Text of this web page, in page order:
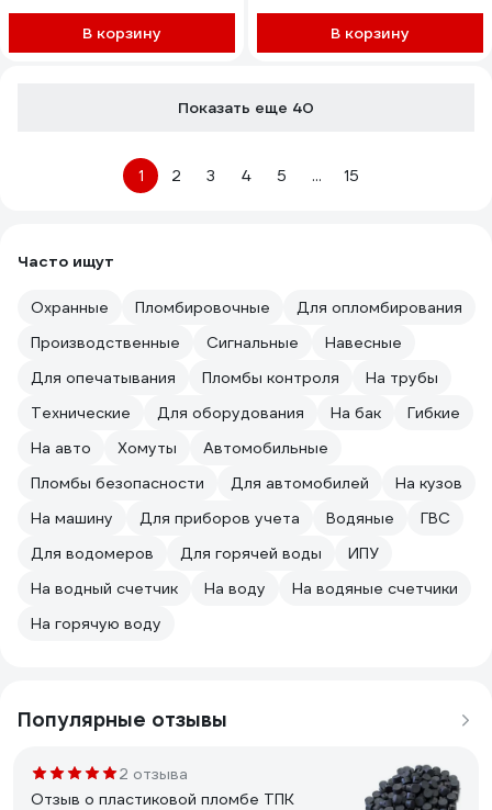
В корзину В корзину
Показать еще 40
1 2 3 4 5 ... 15
Часто ищут
Охранные Пломбировочные
Для опломбирования
Производственные
Сигнальные
Навесные
Для опечатывания
Пломбы контроля
На трубы
Технические
Для оборудования На бак
Гибкие
На авто
Хомуты
Автомобильные
Пломбы безопасности
Для автомобилей
На кузов
На машину
Для приборов учета Водяные
ГВС
Для водомеров
Для горячей воды
ИПУ
На водный счетчик
На воду
На водяные счетчики
На горячую воду
Популярные отзывы
2 отзыва
Отзыв о пластиковой пломбе ТПК